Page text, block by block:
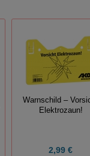
Warnschild –
Elektrozaun!
2,99 €